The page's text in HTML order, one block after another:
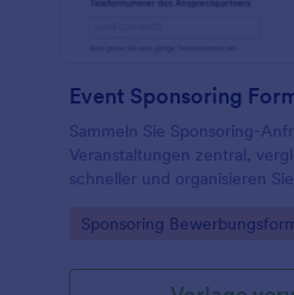
Event Sponsoring
Sammeln Sie Sponsoring-
Veranstaltungen zentral,
schneller und organisieren
Event-Sponsoring-Formular
Go to Category:
Sponsoring